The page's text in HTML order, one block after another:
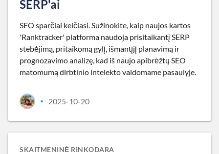
SERP'ai
SEO sparčiai keičiasi. Sužinokite, kaip naujos kartos
'Ranktracker' platforma naudoja prisitaikantį SERP
stebėjimą, pritaikomą gylį, išmanųjį planavimą ir
prognozavimo analizę, kad iš naujo apibrėžtų SEO
matomumą dirbtinio intelekto valdomame pasaulyje.
• 2025-10-20
SKAITMENINĖ RINKODARA